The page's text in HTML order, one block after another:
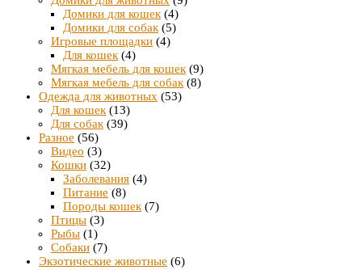
Домики для кошек (4)
Домики для собак (5)
Игровые площадки (4)
Для кошек (4)
Мягкая мебель для кошек (9)
Мягкая мебель для собак (8)
Одежда для животных (53)
Для кошек (13)
Для собак (39)
Разное (56)
Видео (3)
Кошки (32)
Заболевания (4)
Питание (8)
Породы кошек (7)
Птицы (3)
Рыбы (1)
Собаки (7)
Экзотические животные (6)